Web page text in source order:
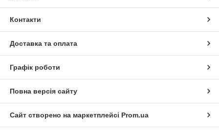
Контакти
Доставка та оплата
Графік роботи
Повна версія сайту
Сайт створено на маркетплейсі Prom.ua